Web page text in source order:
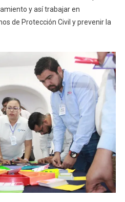
y así trabajar en
de Protección Civil y prevenir la